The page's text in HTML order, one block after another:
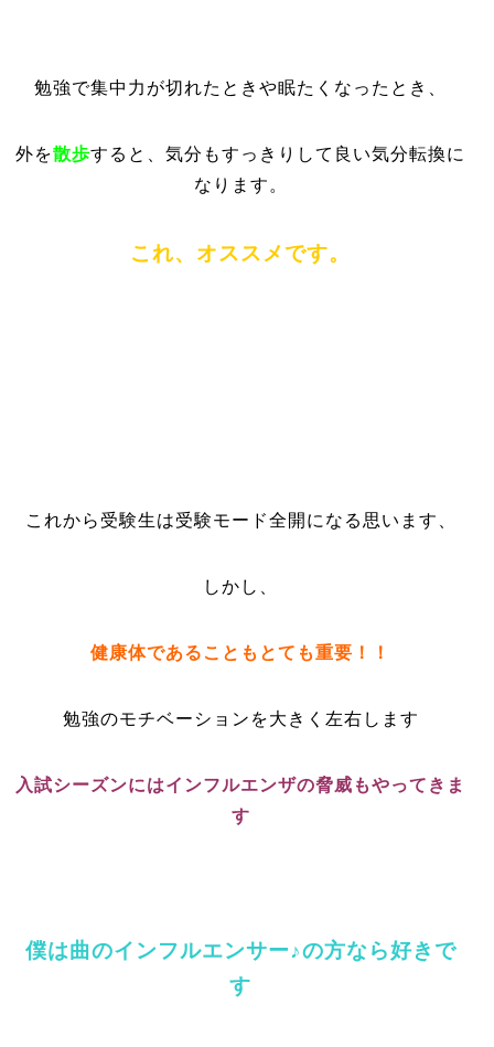
勉強で集中力が切れたときや眠たくなったとき、
外を散歩すると、気分もすっきりして良い気分転換に
なります。
これ、オススメです。
これから受験生は受験モード全開になる思います、
しかし、
健康体であることもとても重要！！
勉強のモチベーションを大きく左右します
入試シーズンにはインフルエンザの脅威もやってきま
す
僕は曲のインフルエンサー♪の方なら好きで
す